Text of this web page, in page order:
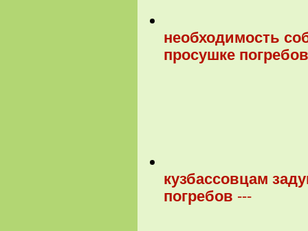
необходимость
просушке погребов
кузбассовцам
погребов ---